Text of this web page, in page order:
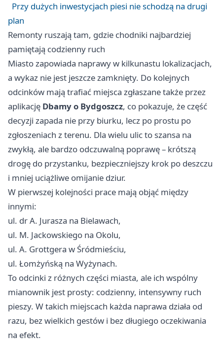
Przy dużych inwestycjach piesi nie schodzą na drugi
plan
Remonty ruszają tam, gdzie chodniki najbardziej
pamiętają codzienny ruch
Miasto zapowiada naprawy w kilkunastu lokalizacjach,
a wykaz nie jest jeszcze zamknięty. Do kolejnych
odcinków mają trafiać miejsca zgłaszane także przez
aplikację Dbamy o Bydgoszcz, co pokazuje, że część
decyzji zapada nie przy biurku, lecz po prostu po
zgłoszeniach z terenu. Dla wielu ulic to szansa na
zwykłą, ale bardzo odczuwalną poprawę – krótszą
drogę do przystanku, bezpieczniejszy krok po deszczu
i mniej uciążliwe omijanie dziur.
W pierwszej kolejności prace mają objąć między
innymi:
ul. dr A. Jurasza na Bielawach,
ul. M. Jackowskiego na Okolu,
ul. A. Grottgera w Śródmieściu,
ul. Łomżyńską na Wyżynach.
To odcinki z różnych części miasta, ale ich wspólny
mianownik jest prosty: codzienny, intensywny ruch
pieszy. W takich miejscach każda naprawa działa od
razu, bez wielkich gestów i bez długiego oczekiwania
na efekt.